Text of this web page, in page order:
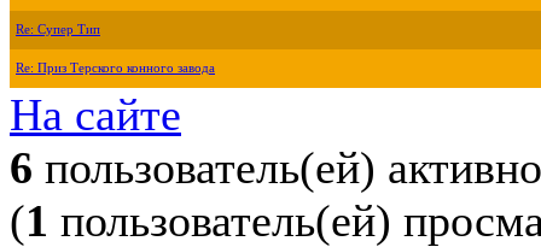
Re: Супер Тип
Re: Приз Терского конного завода
На сайте
6 пользователь(ей) активно
(1 пользователь(ей)